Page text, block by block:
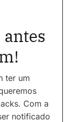
ter um
Com a
notificado